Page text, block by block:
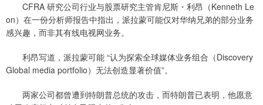
CFRA 研究公司行业与股票研究主管肯尼斯・利昂（Kenneth Le
on）在一份分析师报告中指出，派拉蒙可能仅对华纳兄弟的部分业务
感兴趣，而非其有线电视网业务。
利昂写道，派拉蒙可能 “认为探索全球媒体业务组合（Discovery
Global media portfolio）无法创造显著价值”。
两家公司都曾遭到特朗普总统的攻击，而特朗普已表明，他愿意